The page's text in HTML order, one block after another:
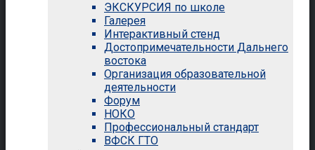
ЭКСКУРСИЯ по школе
Галерея
Интерактивный стенд
Достопримечательности Дальнего
востока
Организация образовательной
деятельности
Форум
НОКО
Профессиональный стандарт
ВФСК ГТО